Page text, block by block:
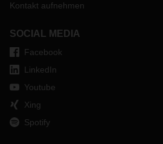
Kontakt aufnehmen
SOCIAL MEDIA
Facebook
LinkedIn
Youtube
Xing
Spotify